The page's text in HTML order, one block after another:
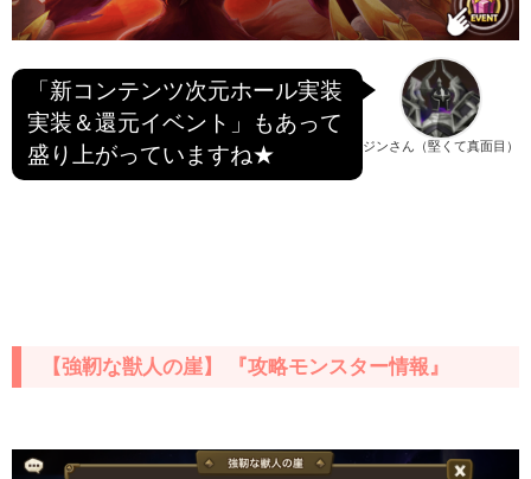
ジンさん（堅くて真面目）
「新コンテンツ次元ホール実装
実装＆還元イベント」もあって
盛り上がっていますね★
【強靭な獣人の崖】 『攻略モンスター情報』